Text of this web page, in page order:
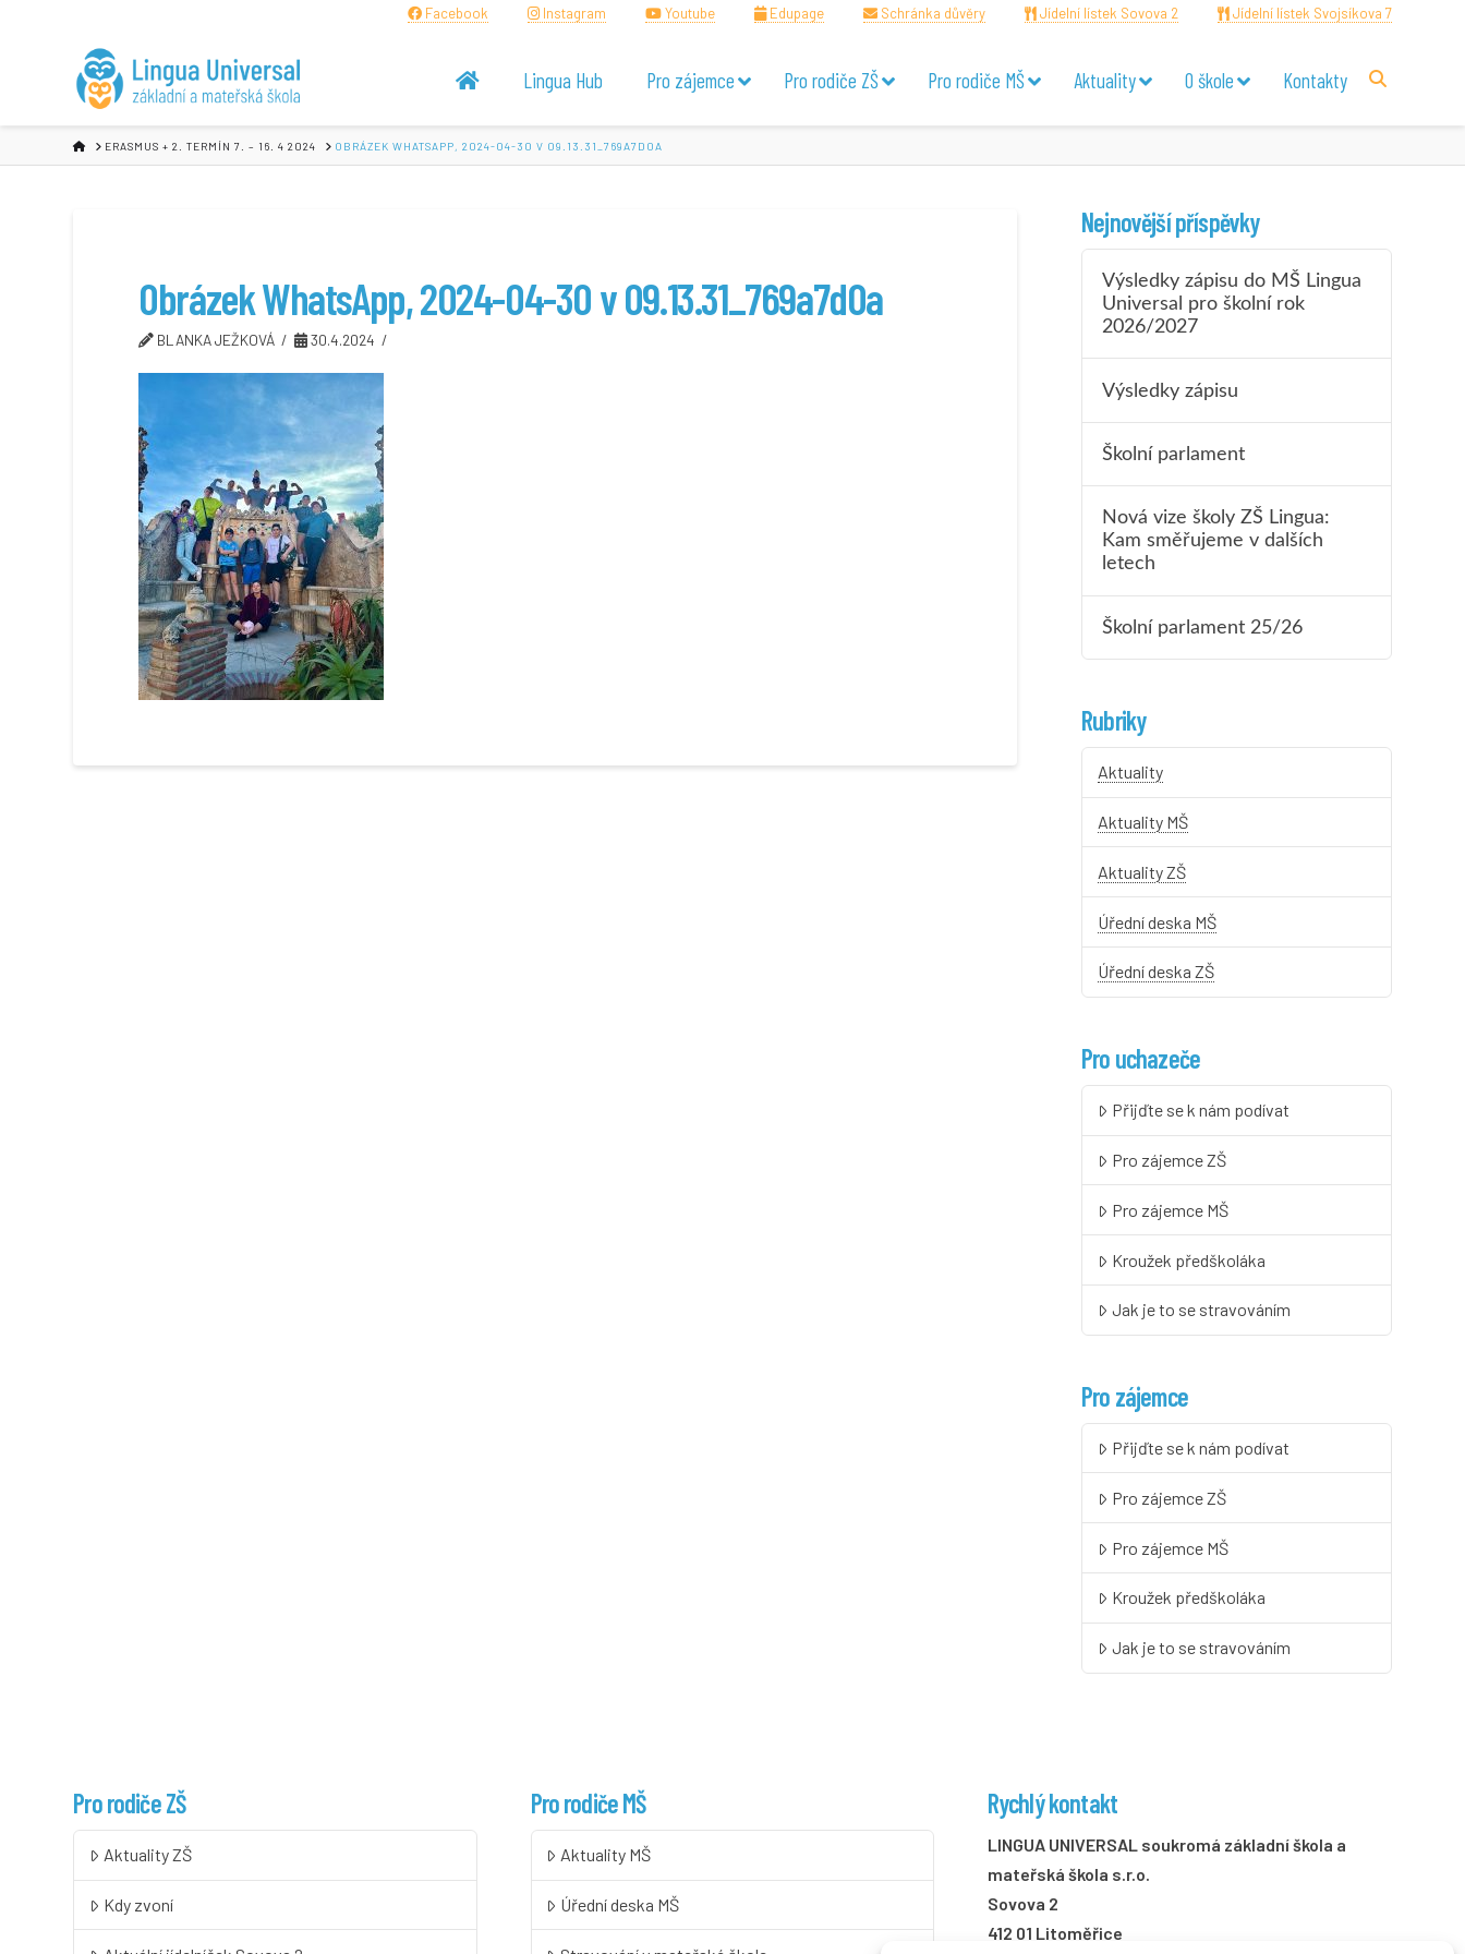
Facebook Instagram Youtube Edupage Schránka důvěry Jídelní lístek Sovova 2 Jídelní lístek Svojsíkova 7
Lingua Hub Pro zájemce Pro rodiče ZŠ Pro rodiče MŠ Aktuality O škole Kontakty
HOMEERASMUS + 2. TERMÍN 7. – 16. 4 2024 OBRÁZEK WHATSAPP, 2024-04-30 V 09.13.31_769A7D0A
Obrázek WhatsApp, 2024-04-30 v 09.13.31_769a7d0a
BLANKA JEŽKOVÁ 30.4.2024
Nejnovější příspěvky
Výsledky zápisu do MŠ Lingua
Universal pro školní rok
2026/2027
Výsledky zápisu
Školní parlament
Nová vize školy ZŠ Lingua:
Kam směřujeme v dalších
letech
Školní parlament 25/26
Rubriky
Aktuality
Aktuality MŠ
Aktuality ZŠ
Úřední deska MŠ
Úřední deska ZŠ
Pro uchazeče
Přijďte se k nám podívat
Pro zájemce ZŠ
Pro zájemce MŠ
Kroužek předškoláka
Jak je to se stravováním
Pro zájemce
Přijďte se k nám podívat
Pro zájemce ZŠ
Pro zájemce MŠ
Kroužek předškoláka
Jak je to se stravováním
Pro rodiče ZŠ
Aktuality ZŠ
Kdy zvoní
Pro rodiče MŠ
Aktuality MŠ
Úřední deska MŠ
Rychlý kontakt
LINGUA UNIVERSAL soukromá základní škola a
mateřská škola s.r.o.
Sovova 2
412 01 Litoměřice